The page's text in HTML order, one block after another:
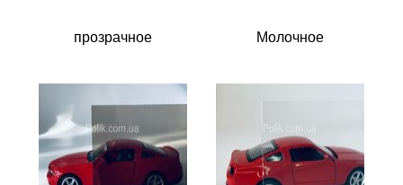
прозрачное Молочное